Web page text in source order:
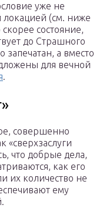
уже не
локацией (см. ниже
состояние,
до Страшного
запечатан, а вместо
для вечной
.
совершенно
«сверхзаслуги
что добрые дела,
как его
их количество не
ему